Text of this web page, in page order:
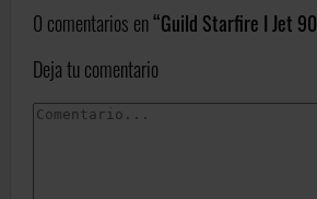
0 comentarios en Guild Starfire I Jet 90
Deja tu comentario